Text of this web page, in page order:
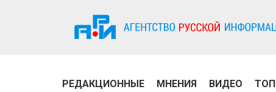
РЕДАКЦИОННЫЕ МНЕНИЯ ВИДЕО ТОП